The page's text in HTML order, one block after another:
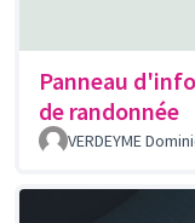
Panneau
de randonnée
VERDEYME